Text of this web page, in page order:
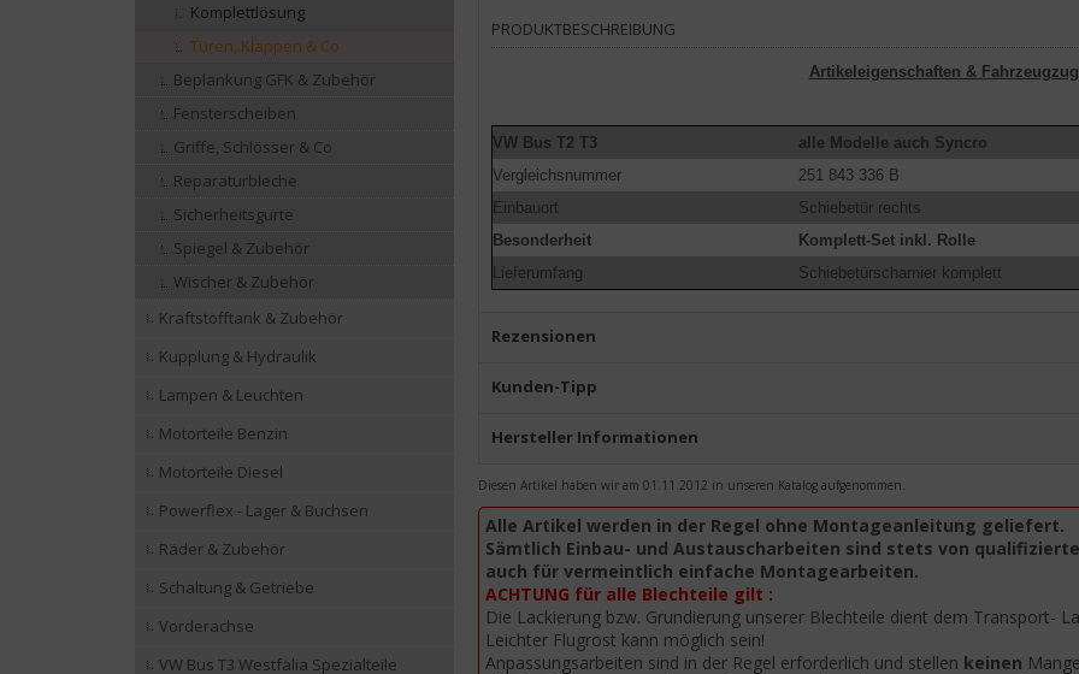
PRODUKTBESCHREIBUNG
Artikeleigenschaften &
VW Bus T2 T3 alle Modelle auch Syncro
Vergleichsnummer
251 843 336 B
Einbauort
Schiebetür rechts
Besonderheit
Komplett-Set inkl. Rolle
Lieferumfang
Schiebetürscharnier komplett
Rezensionen
Kunden-Tipp
Hersteller Informationen
Diesen Artikel haben wir am 01.11.2012 in unseren Katalog aufgenommen.
Alle Artikel werden in der Regel ohne Montageanleitung geliefert.
Sämtlich Einbau- und Austauscharbeiten sind stets von
auch für vermeintlich einfache Montagearbeiten.
ACHTUNG für alle Blechteile gilt :
Die Lackierung bzw. Grundierung unserer Blechteile dient dem Transport-
Leichter Flugrost kann möglich sein!
Anpassungsarbeiten sind in der Regel erforderlich und stellen keinen
Komplettlösung
Türen, Klappen & Co
Beplankung GFK & Zubehör
Fensterscheiben
Griffe, Schlösser & Co
Reparaturbleche
Sicherheitsgurte
Spiegel & Zubehör
Wischer & Zubehör
Kraftstofftank & Zubehör
Kupplung & Hydraulik
Lampen & Leuchten
Motorteile Benzin
Motorteile Diesel
Powerflex - Lager & Buchsen
Räder & Zubehör
Schaltung & Getriebe
Vorderachse
VW Bus T3 Westfalia Spezialteile